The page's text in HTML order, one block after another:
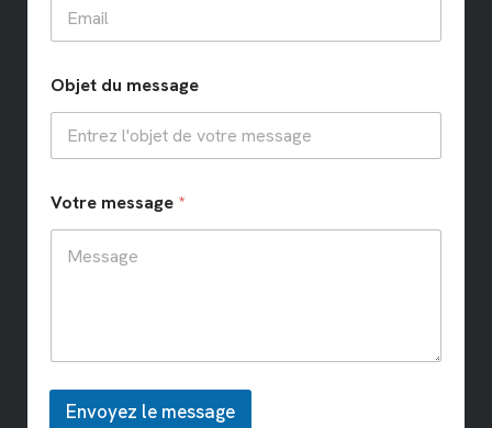
Objet du message
Votre message *
Envoyez le message